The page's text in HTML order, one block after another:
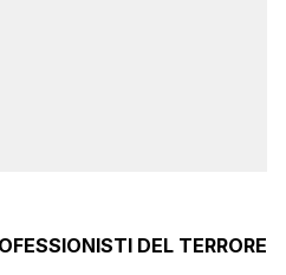
DEL TERRORE